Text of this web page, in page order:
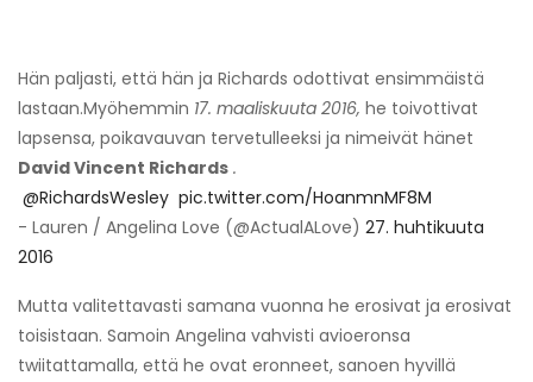
Hän paljasti, että hän ja Richards odottivat ensimmäistä
lastaan.Myöhemmin 17. maaliskuuta 2016, he toivottivat
lapsensa, poikavauvan tervetulleeksi ja nimeivät hänet
David Vincent Richards .
@RichardsWesley pic.twitter.com/HoanmnMF8M
- Lauren / Angelina Love (@ActualALove) 27. huhtikuuta
2016
Mutta valitettavasti samana vuonna he erosivat ja erosivat
toisistaan. Samoin Angelina vahvisti avioeronsa
twiitattamalla, että he ovat eronneet, sanoen hyvillä